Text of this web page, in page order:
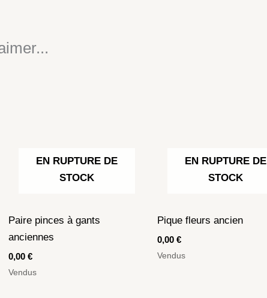
EN RUPTURE DE
STOCK
Paire pinces à gants
anciennes
0,00 €
Vendus
EN RUPTURE DE
STOCK
Pique fleurs ancien
0,00 €
Vendus